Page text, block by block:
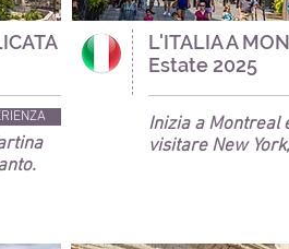
L'ITALIA A
Estate 2025
Inizia a Montreal
visitare New